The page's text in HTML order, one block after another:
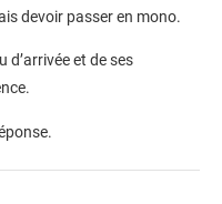
devoir passer en mono.
d’arrivée et de ses